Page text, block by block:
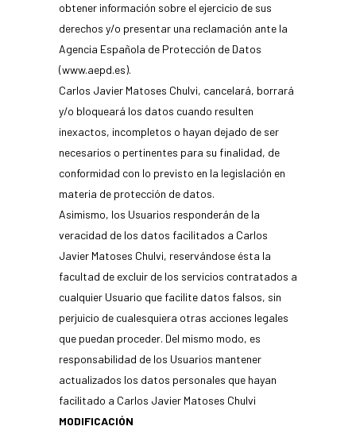
obtener información sobre el ejercicio de sus
derechos y/o presentar una reclamación ante la
Agencia Española de Protección de Datos
(www.aepd.es).
Carlos Javier Matoses Chulvi, cancelará, borrará
y/o bloqueará los datos cuando resulten
inexactos, incompletos o hayan dejado de ser
necesarios o pertinentes para su finalidad, de
conformidad con lo previsto en la legislación en
materia de protección de datos.
Asimismo, los Usuarios responderán de la
veracidad de los datos facilitados a Carlos
Javier Matoses Chulvi, reservándose ésta la
facultad de excluir de los servicios contratados a
cualquier Usuario que facilite datos falsos, sin
perjuicio de cualesquiera otras acciones legales
que puedan proceder. Del mismo modo, es
responsabilidad de los Usuarios mantener
actualizados los datos personales que hayan
facilitado a Carlos Javier Matoses Chulvi
MODIFICACIÓN